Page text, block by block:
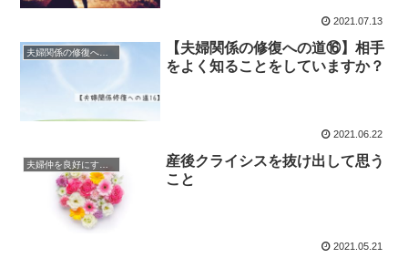
2021.07.13
夫婦関係の修復への道《本質編》
【夫婦関係の修復への道⑯】相手
をよく知ることをしていますか？
2021.06.22
夫婦仲を良好にするマインド
産後クライシスを抜け出して思う
こと
2021.05.21